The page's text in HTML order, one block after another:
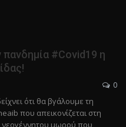
#Covid19 η
0
ότι θα βγάλουμε τη
που απεικονίζεται στη
μωρού που